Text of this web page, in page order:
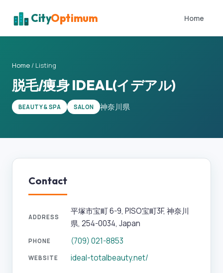
CityOptimum Home
Home / Listing
脱毛/痩身 IDEAL(イデアル)
BEAUTY & SPA SALON 神奈川県
Contact
ADDRESS
平塚市宝町 6-9, PISO宝町3F, 神奈川
県, 254-0034, Japan
PHONE (709) 021-8853
WEBSITE ideal-totalbeauty.net/